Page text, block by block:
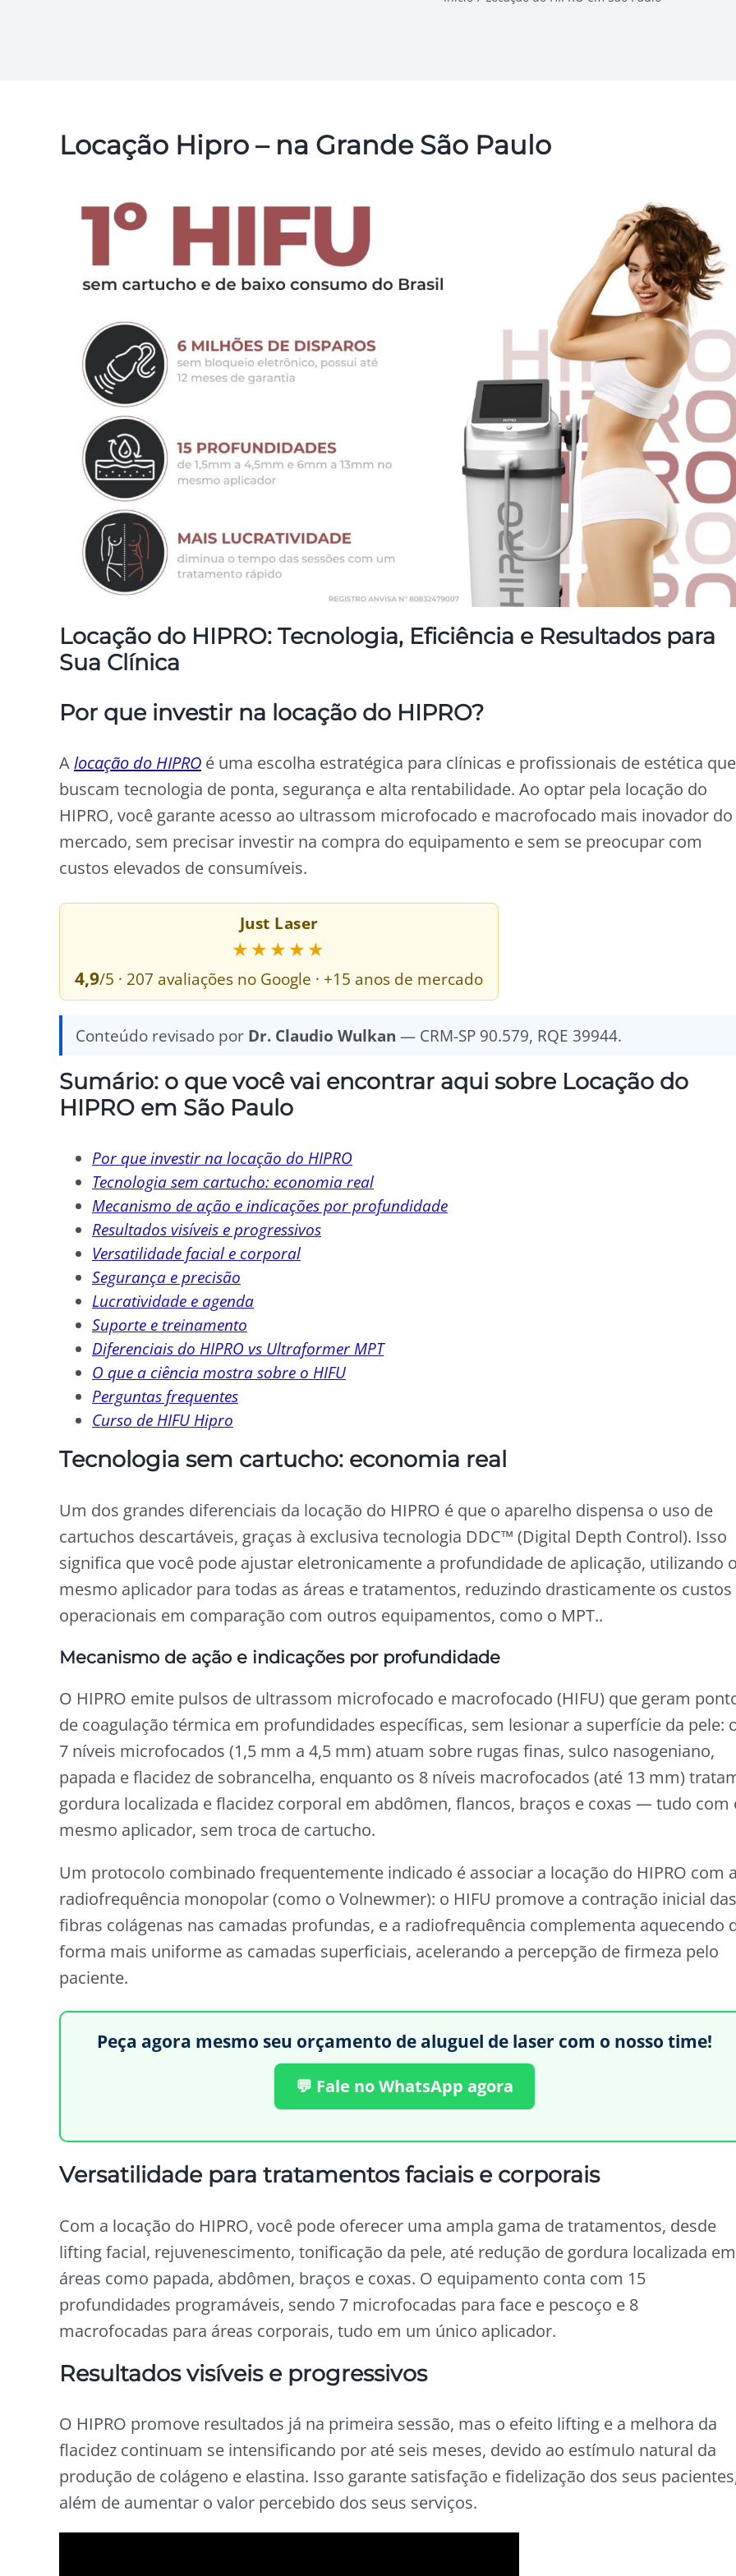
Locação Hipro – na Grande São Paulo
Locação do HIPRO: Tecnologia, Eficiência e Resultados para
Sua Clínica
Por que investir na locação do HIPRO?
Alocação do HIPRO é uma escolha estratégica para clínicas e profissionais de estética que
buscam tecnologia de ponta, segurança e alta rentabilidade. Ao optar pela locação do
HIPRO, você garante acesso ao ultrassom microfocado e macrofocado mais inovador do
mercado, sem precisar investir na compra do equipamento e sem se preocupar com
custos elevados de consumíveis.
Just Laser
★★★★★
4,9/5 · 207 avaliações no Google · +15 anos de mercado
Conteúdo revisado por Dr. Claudio Wulkan — CRM-SP 90.579, RQE 39944.
Sumário: o que você vai encontrar aqui sobre Locação do
HIPRO em São Paulo
Por que investir na locação do HIPRO
Tecnologia sem cartucho: economia real
Mecanismo de ação e indicações por profundidade
Resultados visíveis e progressivos
Versatilidade facial e corporal
Segurança e precisão
Lucratividade e agenda
Suporte e treinamento
Diferenciais do HIPRO vs Ultraformer MPT
O que a ciência mostra sobre o HIFU
Perguntas frequentes
Curso de HIFU Hipro
Tecnologia sem cartucho: economia real
Um dos grandes diferenciais da locação do HIPRO é que o aparelho dispensa o uso de
cartuchos descartáveis, graças à exclusiva tecnologia DDC™ (Digital Depth Control). Isso
significa que você pode ajustar eletronicamente a profundidade de aplicação, utilizando o
mesmo aplicador para todas as áreas e tratamentos, reduzindo drasticamente os custos
operacionais em comparação com outros equipamentos, como o MPT..
Mecanismo de ação e indicações por profundidade
O HIPRO emite pulsos de ultrassom microfocado e macrofocado (HIFU) que geram
de coagulação térmica em profundidades específicas, sem lesionar a superfície da pele:
7 níveis microfocados (1,5 mm a 4,5 mm) atuam sobre rugas finas, sulco nasogeniano,
papada e flacidez de sobrancelha, enquanto os 8 níveis macrofocados (até 13 mm)
gordura localizada e flacidez corporal em abdômen, flancos, braços e coxas — tudo com
mesmo aplicador, sem troca de cartucho.
Um protocolo combinado frequentemente indicado é associar a locação do HIPRO com a
radiofrequência monopolar (como o Volnewmer): o HIFU promove a contração inicial das
fibras colágenas nas camadas profundas, e a radiofrequência complementa aquecendo
forma mais uniforme as camadas superficiais, acelerando a percepção de firmeza pelo
paciente.
Peça agora mesmo seu orçamento de aluguel de laser com o nosso time!
💬 Fale no WhatsApp agora
Versatilidade para tratamentos faciais e corporais
Com a locação do HIPRO, você pode oferecer uma ampla gama de tratamentos, desde
lifting facial, rejuvenescimento, tonificação da pele, até redução de gordura localizada em
áreas como papada, abdômen, braços e coxas. O equipamento conta com 15
profundidades programáveis, sendo 7 microfocadas para face e pescoço e 8
macrofocadas para áreas corporais, tudo em um único aplicador.
Resultados visíveis e progressivos
O HIPRO promove resultados já na primeira sessão, mas o efeito lifting e a melhora da
flacidez continuam se intensificando por até seis meses, devido ao estímulo natural da
produção de colágeno e elastina. Isso garante satisfação e fidelização dos seus
além de aumentar o valor percebido dos seus serviços.